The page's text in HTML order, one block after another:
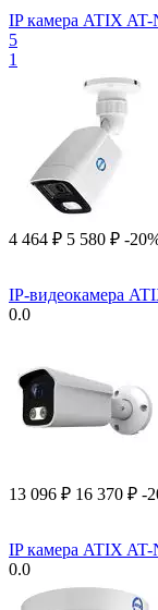
IP камера ATIX
5
1
4 464 ₽ 5 580 ₽ -
IP-видеокамера
0.0
13 096 ₽ 16 370 ₽ -
IP камера ATIX
0.0